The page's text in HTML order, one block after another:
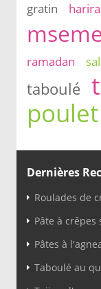
gratin
harira
ramadan
taboulé
poulet
Dernières
Roulades de
Pâte à crêpes
Pâtes à
Taboulé au